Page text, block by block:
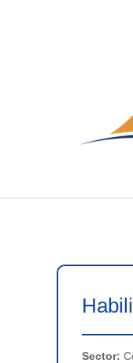
Sector: